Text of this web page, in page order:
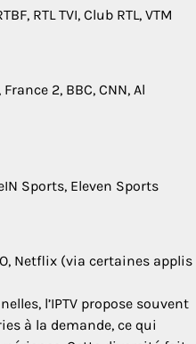
RTL TVI, Club RTL, VTM
France 2, BBC, CNN, Al
Sports, Eleven Sports
Netflix (via certaines applis
l’IPTV propose souvent
à la demande, ce qui